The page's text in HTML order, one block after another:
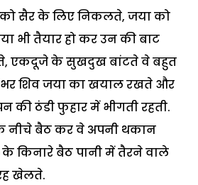
सैर के लिए निकलते, जया को
भी तैयार हो कर उन की बाट
एकदूजे के सुखदुख बांटते वे बहुत
शिव जया का खयाल रखते और
की ठंडी फुहार में भीगती रहती.
नीचे बैठ कर वे अपनी थकान
किनारे बैठ पानी में तैरने वाले
खेलते.